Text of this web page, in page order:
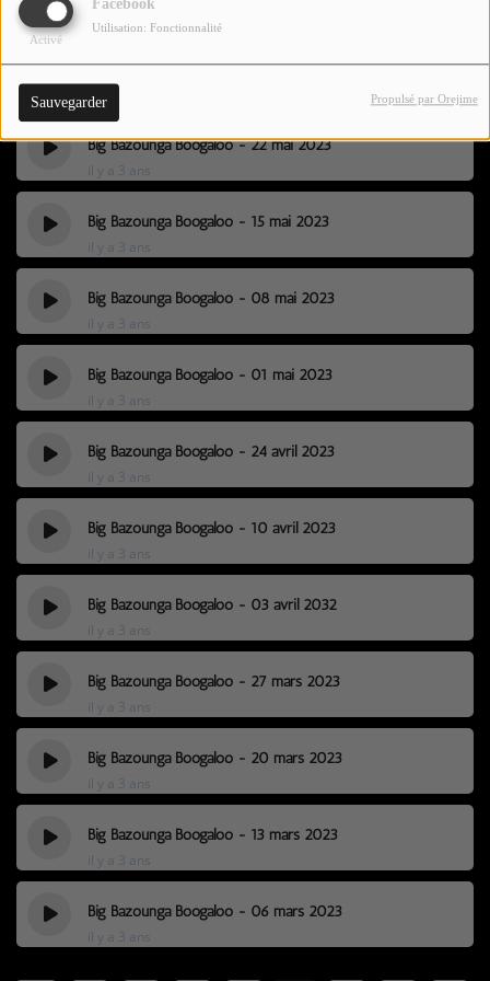
Facebook
Activé
Utilisation: Fonctionnalité
Sauvegarder Propulsé par Orejime
Big Bazounga Boogaloo - 29 mai 2023
il y a 3 ans
Big Bazounga Boogaloo - 22 mai 2023
il y a 3 ans
Big Bazounga Boogaloo - 15 mai 2023
il y a 3 ans
Big Bazounga Boogaloo - 08 mai 2023
il y a 3 ans
Big Bazounga Boogaloo - 01 mai 2023
il y a 3 ans
Big Bazounga Boogaloo - 24 avril 2023
il y a 3 ans
Big Bazounga Boogaloo - 10 avril 2023
il y a 3 ans
Big Bazounga Boogaloo - 03 avril 2032
il y a 3 ans
Big Bazounga Boogaloo - 27 mars 2023
il y a 3 ans
Big Bazounga Boogaloo - 20 mars 2023
il y a 3 ans
Big Bazounga Boogaloo - 13 mars 2023
il y a 3 ans
Big Bazounga Boogaloo - 06 mars 2023
il y a 3 ans